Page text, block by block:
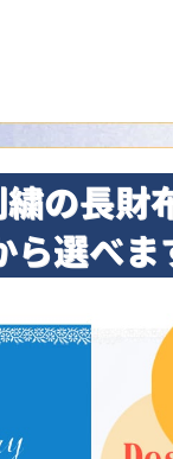
の長財
ら選べ